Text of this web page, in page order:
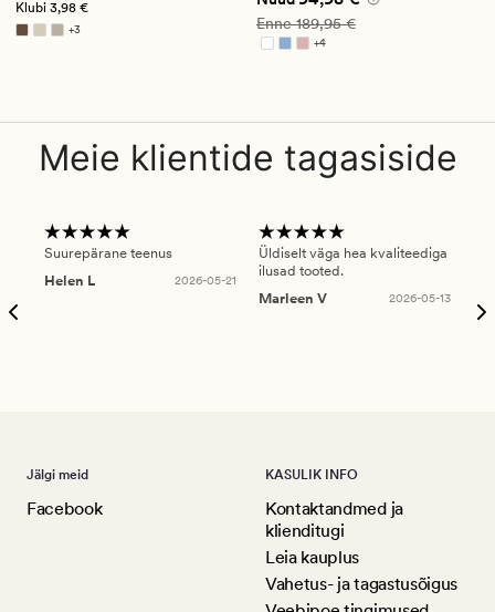
Klubi 3,98 €
+3
Saadaval rohkemates värvitoonides
Vanlig pris_ee 189,95 €
Enne189,95 €
+4
Saadaval rohkemates värvitoonides
Meie klientide tagasiside
Suurepärane teenus
Helen L
2026-05-21
Üldiselt väga hea kvaliteediga
ilusad tooted.
Marleen V
2026-05-13
Jälgi meid
Facebook
KASULIK INFO
Kontaktandmed ja
klienditugi
Leia kauplus
Vahetus- ja tagastusõigus